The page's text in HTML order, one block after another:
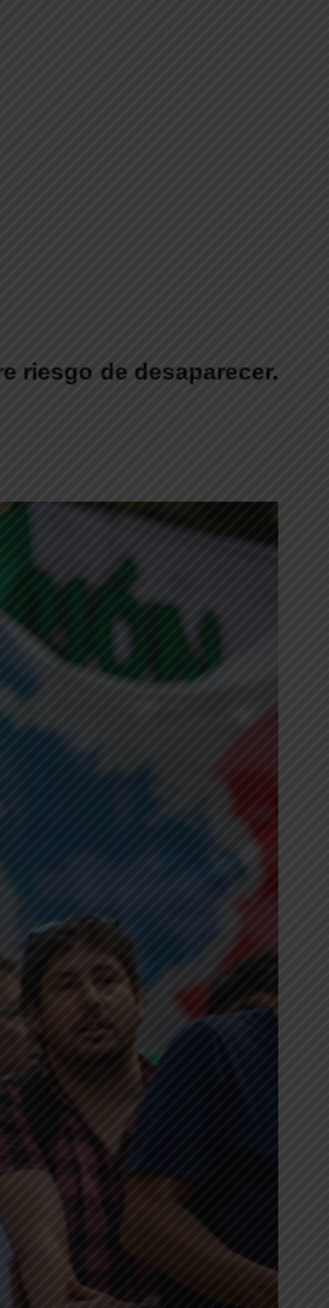
riesgo de desaparecer.